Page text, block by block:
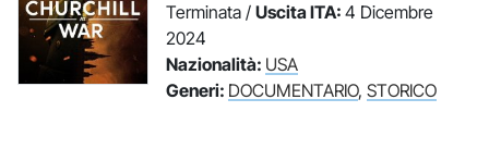
Terminata / Uscita ITA: 4 Dicembre
2024
Nazionalità: USA
Generi: DOCUMENTARIO, STORICO